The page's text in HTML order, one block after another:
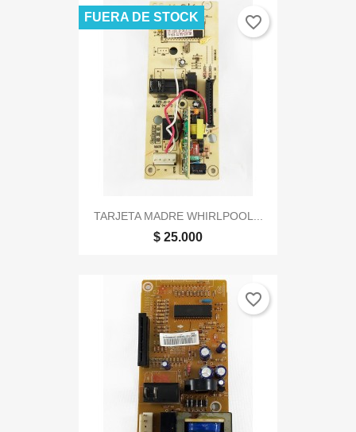
TARJETA MADRE WHIRLPOOL...
$ 25.000
FUERA DE STOCK favorite_border
favorite_border